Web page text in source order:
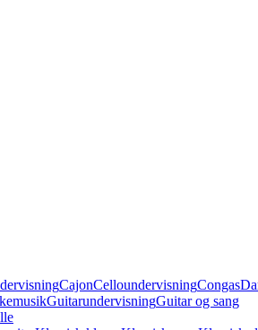
CajonCelloundervisningCongas
GuitarundervisningGuitar og sang